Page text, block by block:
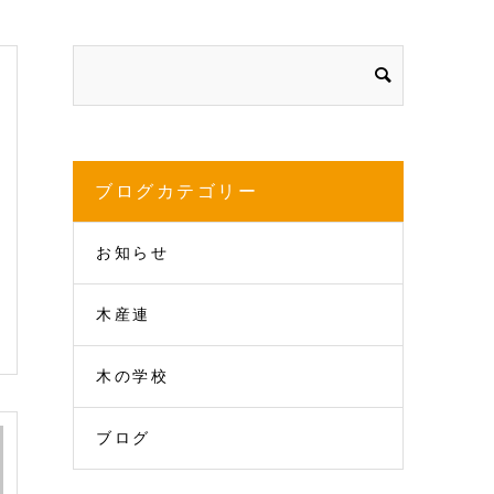
ブログカテゴリー
お知らせ
木産連
木の学校
ブログ